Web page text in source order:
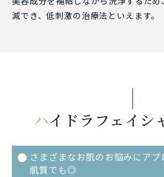
減でき、低刺激の治療法といえます。
ハイドラフェイシ
さまざまなお肌のお悩みにア
肌質でも◎